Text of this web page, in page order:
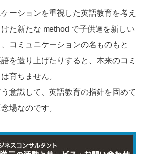
ーションを重視した英語教育を考え
た新たな method で子供達を新しい
、コミュニケーションの名ものもと
を造り上げたりすると、本来のコミ
育ちません。
意識して、英語教育の指針を固めて
場なのです。